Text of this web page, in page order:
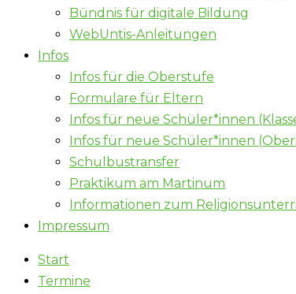
Bündnis für digitale Bildung
WebUntis-Anleitungen
Infos
Infos für die Oberstufe
Formulare für Eltern
Infos für neue Schüler*innen
Infos für neue Schüler*innen
Schulbustransfer
Praktikum am Martinum
Informationen zum
Impressum
Start
Termine